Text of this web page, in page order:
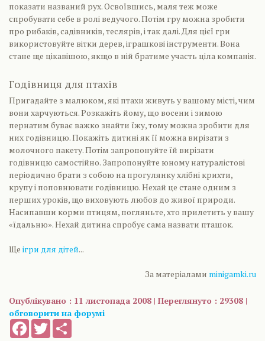
показати названий рух. Освоївшись, маля теж може
спробувати себе в ролі ведучого. Потім гру можна зробити
про рибаків, садівників, теслярів, і так далі. Для цієї гри
використовуйте вітки дерев, іграшкові інструменти. Вона
стане ще цікавішою, якщо в ній братиме участь ціла компанія.
Годівниця для птахів
Пригадайте з малюком, які птахи живуть у вашому місті, чим
вони харчуються. Розкажіть йому, що восени і зимою
пернатим буває важко знайти їжу, тому можна зробити для
них годівницю. Покажіть дитині як її можна вирізати з
молочного пакету. Потім запропонуйте їй вирізати
годівницю самостійно. Запропонуйте юному натуралістові
періодично брати з собою на прогулянку хлібні крихти,
крупу і поповнювати годівницю. Нехай це стане одним з
перших уроків, що виховують любов до живої природи.
Насипавши корми птицям, погляньте, хто прилетить у вашу
«їдальню». Нехай дитина спробує сама назвати пташок.
Ще ігри для дітей...
За матеріалами minigamki.ru
Опублікувано : 11 листопада 2008 | Переглянуто : 29308 |
обговорити на форумі
FacebookTwitter